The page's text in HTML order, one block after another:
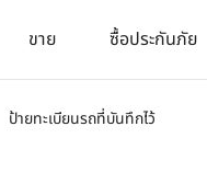
ขาย ซื้อประกันภัย
ป้ายทะเบียนรถที่บันทึกไว้